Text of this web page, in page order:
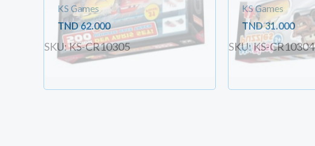
KS Games
TND62.000
SKU: KS-CR10305
KS Games
TND31.000
SKU: KS-CR10304